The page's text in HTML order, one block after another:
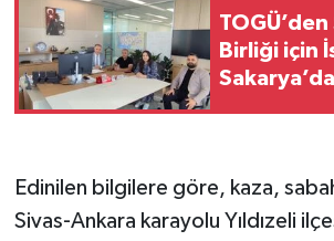
Birliği için
Edinilen bilgilere göre, kaza,
Sivas-Ankara karayolu Yıldızeli